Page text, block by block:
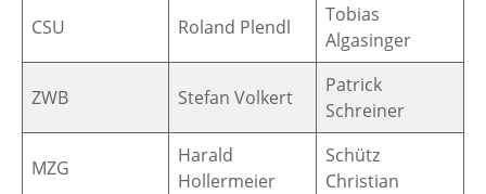
CSU Roland Plendl
Tobias
Algasinger
ZWB Stefan Volkert
Patrick
Schreiner
MZG
Harald
Hollermeier
Schütz
Christian